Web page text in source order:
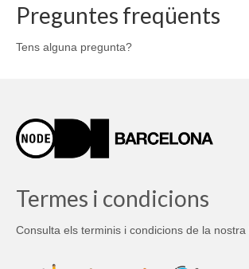
Preguntes freqüents
Tens alguna pregunta?
Termes i condicions
Consulta els terminis i condicions de la nostra